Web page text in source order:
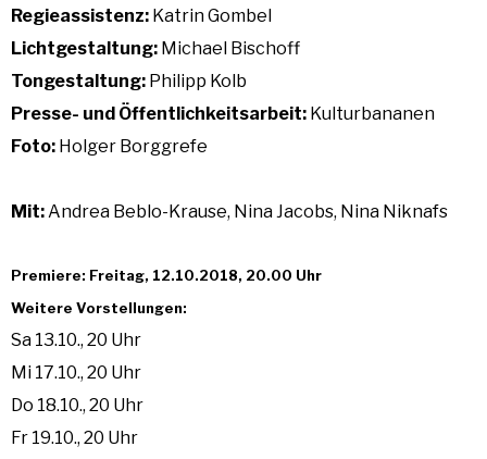
Regieassistenz: Katrin Gombel
Lichtgestaltung: Michael Bischoff
Tongestaltung: Philipp Kolb
Presse- und Öffentlichkeitsarbeit: Kulturbananen
Foto: Holger Borggrefe
Mit:Andrea Beblo-Krause, Nina Jacobs, Nina Niknafs
Premiere: Freitag, 12.10.2018, 20.00 Uhr
Weitere Vorstellungen:
Sa 13.10., 20 Uhr
Mi 17.10., 20 Uhr
Do 18.10., 20 Uhr
Fr 19.10., 20 Uhr